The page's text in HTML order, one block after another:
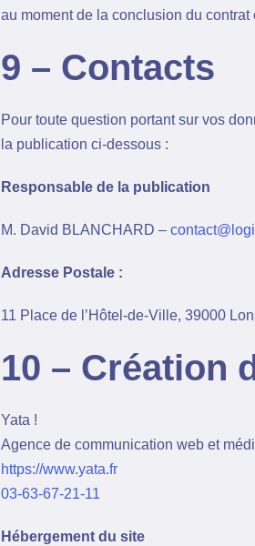
au moment de la conclusion du
9 – Contacts
Pour toute question portant sur vos
la publication ci-dessous :
Responsable de la publication
M. David BLANCHARD –
Adresse Postale :
11 Place de l’Hôtel-de-Ville, 39000
10 – Création
Yata !
Agence de communication web et
https://www.yata.fr
03-63-67-21-11
Hébergement du site